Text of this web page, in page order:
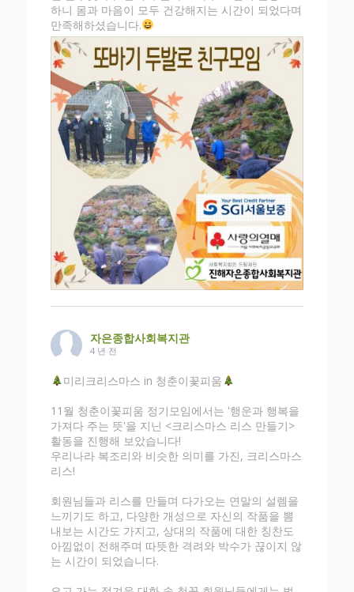
하니 몸과 마음이 모두 건강해지는 시간이 되었다며
만족해하셨습니다.
자은종합사회복지관
4 년 전
미리크리스마스 in 청춘이꽃피움
11월 청춘이꽃피움 정기모임에서는 '행운과 행복을
가져다 주는 뜻'을 지닌 <크리스마스 리스 만들기>
활동을 진행해 보았습니다!
우리나라 복조리와 비슷한 의미를 가진, 크리스마스
리스!
회원님들과 리스를 만들며 다가오는 연말의 설렘을
느끼기도 하고, 다양한 개성으로 자신의 작품을 뽐
내보는 시간도 가지고, 상대의 작품에 대한 칭찬도
아낌없이 전해주며 따뜻한 격려와 박수가 끊이지 않
는 시간이 되었습니다.